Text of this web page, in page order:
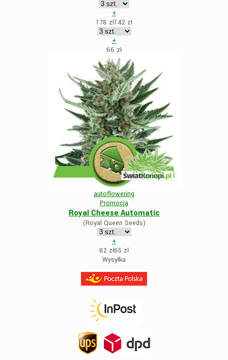
+
178 zł142 zł
+
66 zł
autoflowering
Promocja
Royal Cheese Automatic
(Royal Queen Seeds)
+
82 zł65 zł
Wysyłka